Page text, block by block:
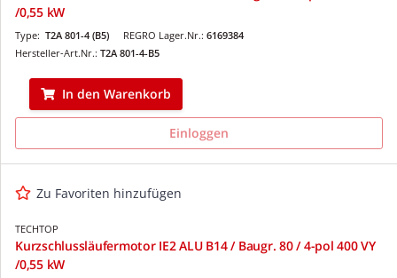
/0,55 kW
REGRO Lager.Nr.: 6169384
Type: T2A 801-4 (B5)
Hersteller-Art.Nr.: T2A 801-4-B5
In den Warenkorb
Einloggen
Zu Favoriten hinzufügen
TECHTOP
Kurzschlussläufermotor IE2 ALU B14 / Baugr. 80 / 4-pol 400 VY
/0,55 kW